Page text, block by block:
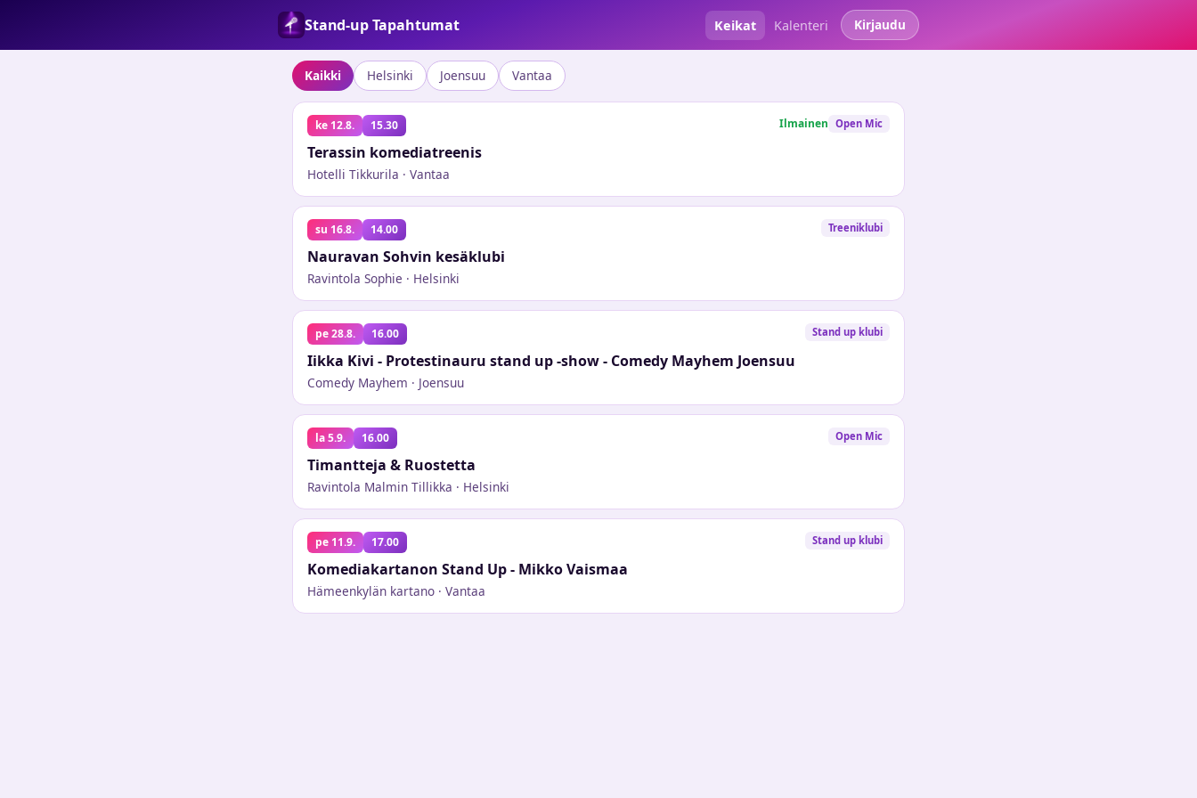
Stand-up Tapahtumat Keikat Kalenteri Kirjaudu
Kaikki Helsinki Joensuu Vantaa
ke 12.8. 15.30 Ilmainen Open Mic
Terassin komediatreenis
Hotelli Tikkurila · Vantaa
su 16.8. 14.00 Treeniklubi
Nauravan Sohvin kesäklubi
Ravintola Sophie · Helsinki
pe 28.8. 16.00 Stand up klubi
Iikka Kivi - Protestinauru stand up -show - Comedy Mayhem Joensuu
Comedy Mayhem · Joensuu
la 5.9. 16.00 Open Mic
Timantteja & Ruostetta
Ravintola Malmin Tillikka · Helsinki
pe 11.9. 17.00 Stand up klubi
Komediakartanon Stand Up - Mikko Vaismaa
Hämeenkylän kartano · Vantaa